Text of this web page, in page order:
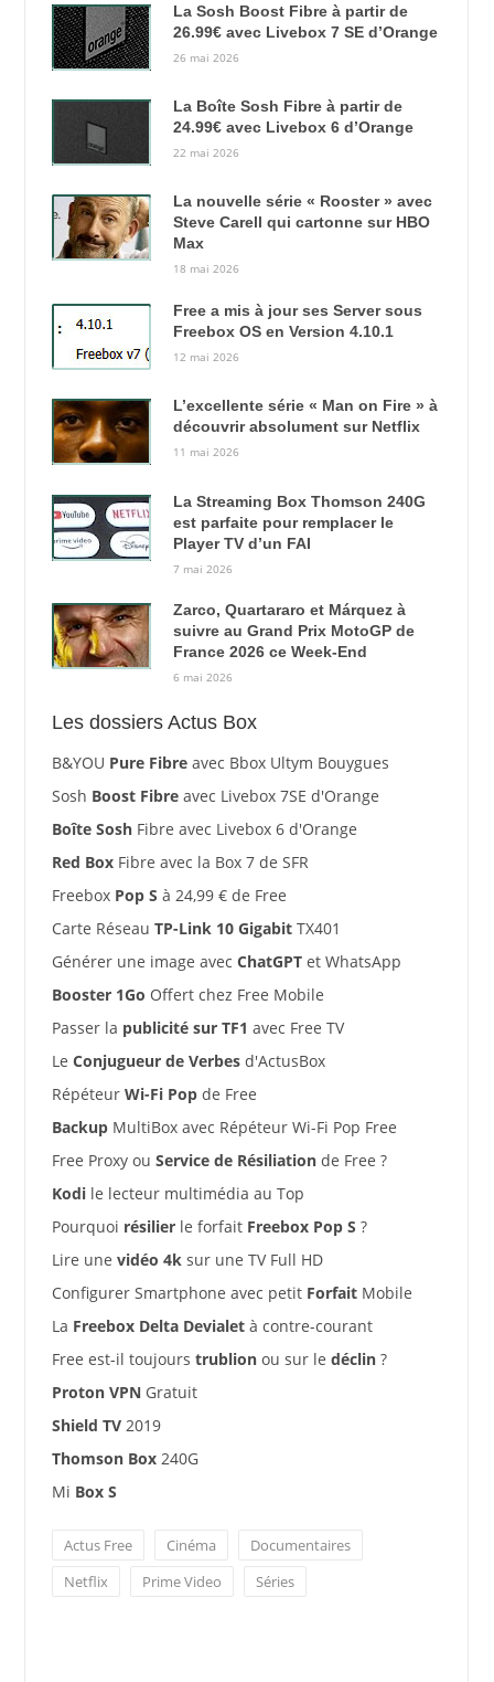
La Sosh Boost Fibre à partir de
26.99€ avec Livebox 7 SE d’Orange
26 mai 2026
La Boîte Sosh Fibre à partir de
24.99€ avec Livebox 6 d’Orange
22 mai 2026
La nouvelle série « Rooster » avec
Steve Carell qui cartonne sur HBO
Max
18 mai 2026
Free a mis à jour ses Server sous
Freebox OS en Version 4.10.1
12 mai 2026
L’excellente série « Man on Fire » à
découvrir absolument sur Netflix
11 mai 2026
La Streaming Box Thomson 240G
est parfaite pour remplacer le
Player TV d’un FAI
7 mai 2026
Zarco, Quartararo et Márquez à
suivre au Grand Prix MotoGP de
France 2026 ce Week-End
6 mai 2026
Les dossiers Actus Box
B&YOU Pure Fibreavec Bbox Ultym Bouygues
Sosh Boost Fibreavec Livebox 7SE d'Orange
Boîte SoshFibre avec Livebox 6 d'Orange
Red BoxFibre avec la Box 7 de SFR
Freebox Pop S à 24,99 € de Free
Carte Réseau TP-Link 10 GigabitTX401
Générer une image avec ChatGPTet WhatsApp
Booster 1Go Offert chez Free Mobile
Passer la publicité sur TF1 avec Free TV
Le Conjugueur de Verbesd'ActusBox
Répéteur Wi-Fi Popde Free
BackupMultiBox avec Répéteur Wi-Fi Pop Free
Free Proxy ou Service de Résiliationde Free ?
Kodile lecteur multimédia au Top
Pourquoi résilierle forfait Freebox Pop S ?
Lire une vidéo 4ksur une TV Full HD
Configurer Smartphone avec petit ForfaitMobile
La Freebox Delta Devialetà contre-courant
Free est-il toujours trublionou sur le déclin?
Proton VPN Gratuit
Shield TV2019
Thomson Box240G
Mi Box S
Actus Free Cinéma
Documentaires
Netflix
Prime Video Séries